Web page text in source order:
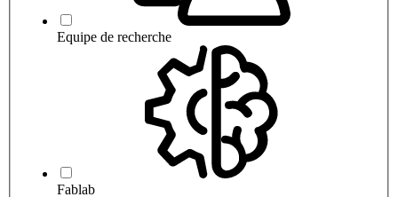
Equipe de recherche
Fablab